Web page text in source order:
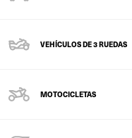
VEHÍCULOS DE 3 RUEDAS
MOTOCICLETAS